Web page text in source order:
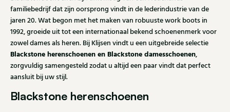
familiebedrijf dat zijn oorsprong vindt in de lederindustrie van de
jaren 20. Wat begon met het maken van robuuste work boots in
1992, groeide uit tot een internationaal bekend schoenenmerk voor
zowel dames als heren. Bij Klijsen vindt u een uitgebreide selectie
Blackstone herenschoenen en Blackstone damesschoenen,
zorgvuldig samengesteld zodat u altijd een paar vindt dat perfect
aansluit bij uw stijl.
Blackstone herenschoenen